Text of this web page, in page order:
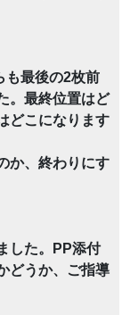
最後の2枚前
。最終位置はど
どこになります
か、終わりにす
した。PP添付
どうか、ご指導